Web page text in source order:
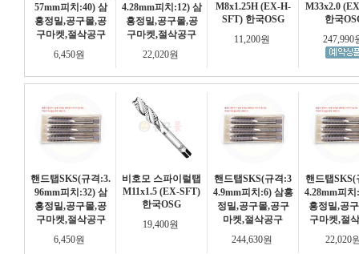
57mm피치:40) 삼
흥정밀,공구몰,공
구마켓,절삭공구
6,450원
4.28mm피치:12) 삼
흥정밀,공구몰,공
구마켓,절삭공구
22,020원
M8x1.25H (EX-H-
SFT) 한국OSG
11,200원
M33x2.0
한국
247,990
핸드탭SKS(규격:3.
96mm피치:32) 삼
흥정밀,공구몰,공
구마켓,절삭공구
6,450원
비호모 스파이럴탭
M11x1.5 (EX-SFT)
한국OSG
19,400원
핸드탭SKS(규격:3
4.9mm피치:6) 삼흥
정밀,공구몰,공구
마켓,절삭공구
244,630원
핸드탭SKS(
4.28mm피치
흥정밀,공
구마켓,절
22,020